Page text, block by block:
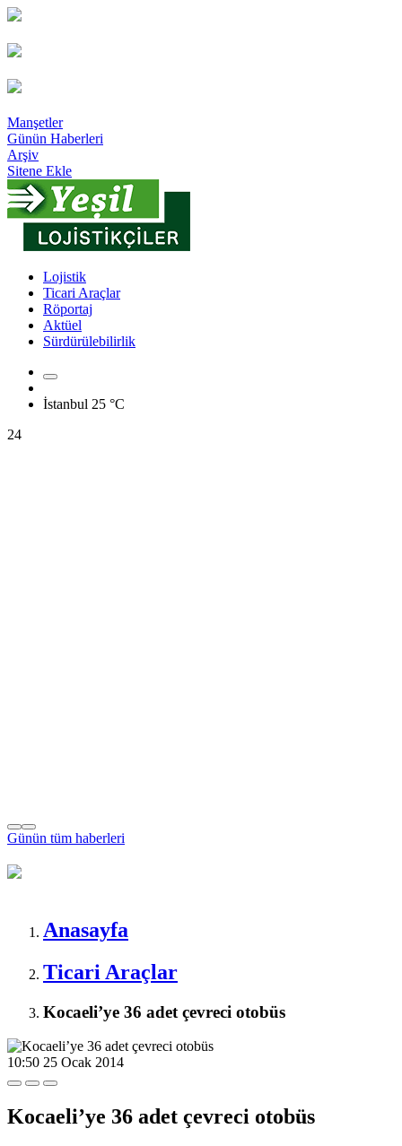
Manşetler
Günün Haberleri
Arşiv
Sitene Ekle
Lojistik
Ticari Araçlar
Röportaj
Aktüel
Sürdürülebilirlik
İstanbul 25 °C
24
Günün tüm haberleri
Anasayfa
Ticari Araçlar
Kocaeli’ye 36 adet çevreci otobüs
10:50 25 Ocak 2014
Kocaeli’ye 36 adet çevreci otobüs